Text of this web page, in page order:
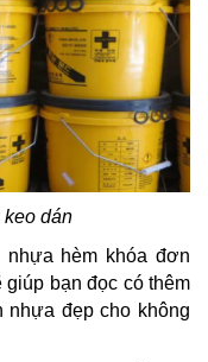
keo dán
hèm khóa đơn
bạn đọc có thêm
nhựa đẹp cho không